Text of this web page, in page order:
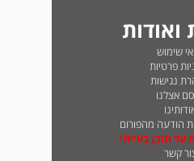
ואודות
שימוש
פרטיות
נגישות
אצלנו
הודעה מהפורום
על תוכן בעייתי
קשר